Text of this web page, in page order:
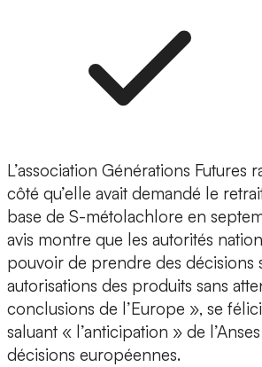
L’association Générations Futures
côté qu’elle avait demandé le
base de S-métolachlore en
avis montre que les autorités
pouvoir de prendre des décisions
autorisations des produits sans
conclusions de l’Europe », se
saluant « l’anticipation » de
décisions européennes.